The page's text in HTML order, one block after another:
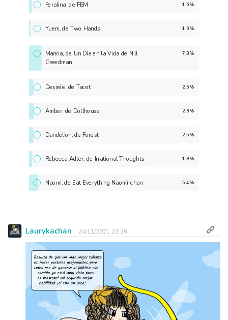
Feralina, de FEM 1,6%
Yueni, de Two Hands 1,0%
Marina, de Un Día en la Vida de Nill
Greedman
7,3%
Desirée, de Tacet 2,5%
Amber, de Dollhouse 2,9%
Dandelion, de Forest 2,5%
Rebecca Adler, de Irrational Thoughts 1,9%
Naomi, de Eat Everything Naomi-chan 5,4%
Laurykachan 24/11/2021 23:36